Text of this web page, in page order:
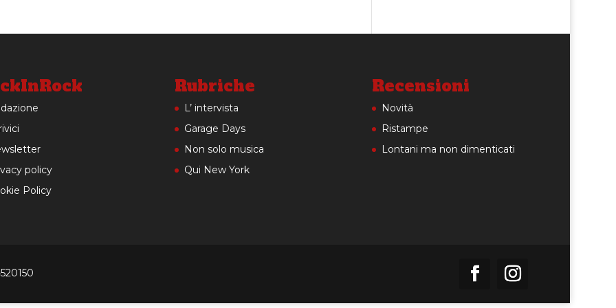
policy
Policy
Rubriche
L’ intervista
Garage Days
Non solo musica
Qui New York
Recensioni
Novità
Ristampe
Lontani ma non dimenticati